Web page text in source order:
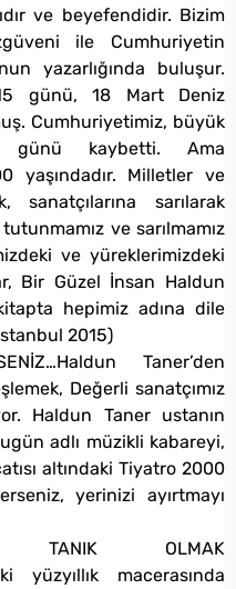
ve beyefendidir. Bizim
ile Cumhuriyetin
yazarlığında buluşur.
günü, 18 Mart Deniz
Cumhuriyetimiz, büyük
günü kaybetti. Ama
yaşındadır. Milletler ve
sanatçılarına sarılarak
ve sarılmamız
ve yüreklerimizdeki
Bir Güzel İnsan Haldun
hepimiz adına dile
2015)
Taner’den
Değerli sanatçımız
Haldun Taner ustanın
adlı müzikli kabareyi,
altındaki Tiyatro 2000
yerinizi ayırtmayı
TANIK OLMAK
yüzyıllık macerasında